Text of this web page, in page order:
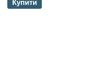
Купити